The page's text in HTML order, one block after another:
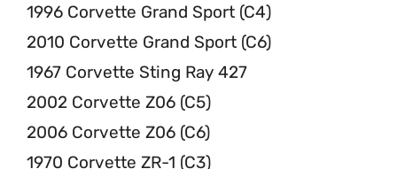
1996 Corvette Grand Sport (C4)
2010 Corvette Grand Sport (C6)
1967 Corvette Sting Ray 427
2002 Corvette Z06 (C5)
2006 Corvette Z06 (C6)
1970 Corvette ZR-1 (C3)